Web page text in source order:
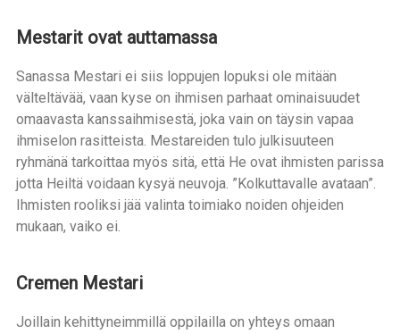
Mestarit ovat auttamassa
Sanassa Mestari ei siis loppujen lopuksi ole mitään
välteltävää, vaan kyse on ihmisen parhaat ominaisuudet
omaavasta kanssaihmisestä, joka vain on täysin vapaa
ihmiselon rasitteista. Mestareiden tulo julkisuuteen
ryhmänä tarkoittaa myös sitä, että He ovat ihmisten parissa
jotta Heiltä voidaan kysyä neuvoja. ”Kolkuttavalle avataan”.
Ihmisten rooliksi jää valinta toimiako noiden ohjeiden
mukaan, vaiko ei.
Cremen Mestari
Joillain kehittyneimmillä oppilailla on yhteys omaan